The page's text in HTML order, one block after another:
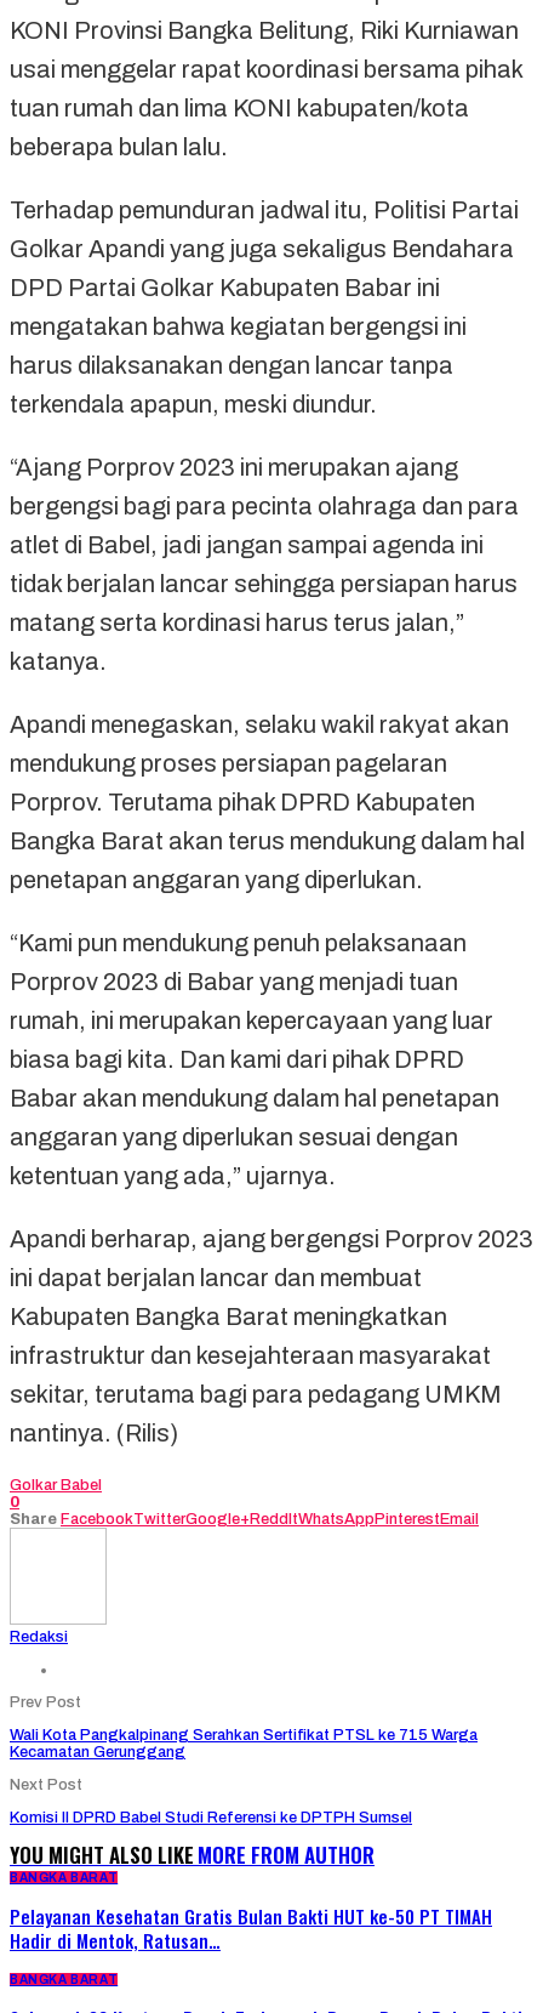
KONI Provinsi Bangka Belitung, Riki Kurniawan
usai menggelar rapat koordinasi bersama pihak
tuan rumah dan lima KONI kabupaten/kota
beberapa bulan lalu.
Terhadap pemunduran jadwal itu, Politisi Partai
Golkar Apandi yang juga sekaligus Bendahara
DPD Partai Golkar Kabupaten Babar ini
mengatakan bahwa kegiatan bergengsi ini
harus dilaksanakan dengan lancar tanpa
terkendala apapun, meski diundur.
“Ajang Porprov 2023 ini merupakan ajang
bergengsi bagi para pecinta olahraga dan para
atlet di Babel, jadi jangan sampai agenda ini
tidak berjalan lancar sehingga persiapan harus
matang serta kordinasi harus terus jalan,”
katanya.
Apandi menegaskan, selaku wakil rakyat akan
mendukung proses persiapan pagelaran
Porprov. Terutama pihak DPRD Kabupaten
Bangka Barat akan terus mendukung dalam hal
penetapan anggaran yang diperlukan.
“Kami pun mendukung penuh pelaksanaan
Porprov 2023 di Babar yang menjadi tuan
rumah, ini merupakan kepercayaan yang luar
biasa bagi kita. Dan kami dari pihak DPRD
Babar akan mendukung dalam hal penetapan
anggaran yang diperlukan sesuai dengan
ketentuan yang ada,” ujarnya.
Apandi berharap, ajang bergengsi Porprov 2023
ini dapat berjalan lancar dan membuat
Kabupaten Bangka Barat meningkatkan
infrastruktur dan kesejahteraan masyarakat
sekitar, terutama bagi para pedagang UMKM
nantinya. (Rilis)
Golkar Babel
0
Share FacebookTwitterGoogle+ReddItWhatsAppPinterestEmail
Redaksi
Prev Post
Wali Kota Pangkalpinang Serahkan Sertifikat PTSL ke 715 Warga
Kecamatan Gerunggang
Next Post
Komisi II DPRD Babel Studi Referensi ke DPTPH Sumsel
YOU MIGHT ALSO LIKE MORE FROM AUTHOR
BANGKA BARAT
Pelayanan Kesehatan Gratis Bulan Bakti HUT ke-50 PT TIMAH
Hadir di Mentok, Ratusan…
BANGKA BARAT